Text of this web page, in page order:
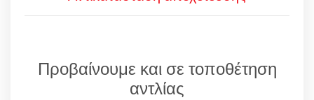
Προβαίνουμε και σε τοποθέτηση
αντλίας